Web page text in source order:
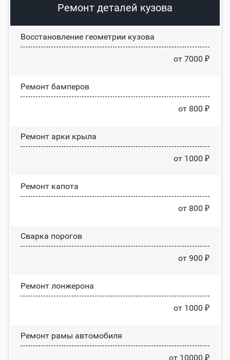
Ремонт деталей кузова
Восстановление геометрии кузова
от 7000 ₽
Ремонт бамперов
от 800 ₽
Ремонт арки крыла
от 1000 ₽
Ремонт капота
от 800 ₽
Сварка порогов
от 900 ₽
Ремонт лонжерона
от 1000 ₽
Ремонт рамы автомобиля
от 10000 ₽